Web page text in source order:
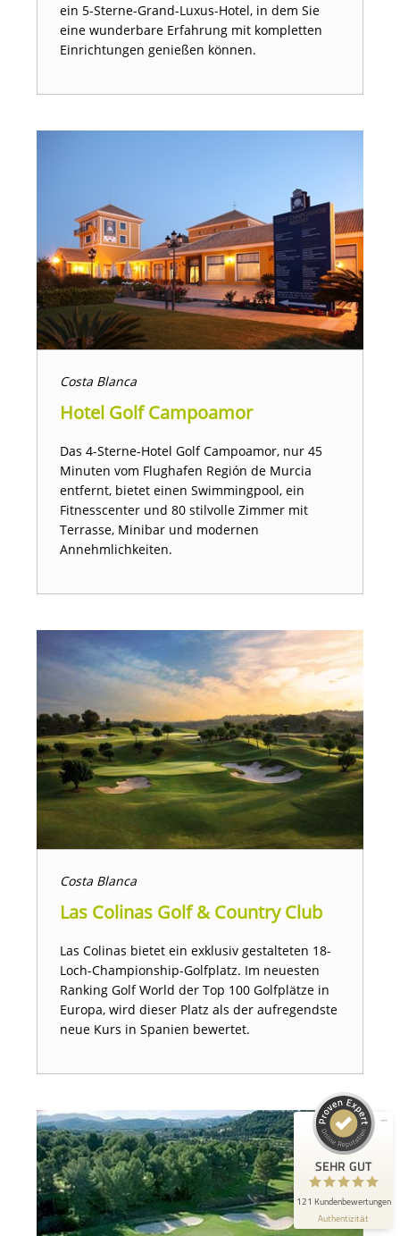
ein 5-Sterne-Grand-Luxus-Hotel, in dem Sie
eine wunderbare Erfahrung mit kompletten
Einrichtungen genießen können.
Costa Blanca
Hotel Golf Campoamor
Das 4-Sterne-Hotel Golf Campoamor, nur 45
Minuten vom Flughafen Región de Murcia
entfernt, bietet einen Swimmingpool, ein
Fitnesscenter und 80 stilvolle Zimmer mit
Terrasse, Minibar und modernen
Annehmlichkeiten.
Costa Blanca
Las Colinas Golf & Country Club
Las Colinas bietet ein exklusiv gestalteten 18-
Loch-Championship-Golfplatz. Im neuesten
Ranking Golf World der Top 100 Golfplätze in
Europa, wird dieser Platz als der aufregendste
neue Kurs in Spanien bewertet.
SEHR GUT
121 Kundenbewertungen
Authentizität
Kundenbewertungen und Erfahrungen zu
Golfreisen1a - Golfreisen vom Spezialisten
ProvenExpert.com
SEHR GUT
4,87 / 5,00
85
Bewertungen auf
ProvenExpert.com
36
Bewertungen von 3
anderen Quellen
Blick aufs ProvenExpert-Profil werfen
9.6.2026